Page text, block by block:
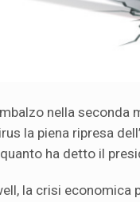
nella seconda
la piena ripresa
ha detto il
la crisi economica